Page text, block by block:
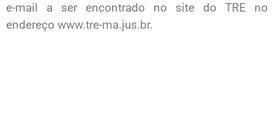
e-mail a ser encontrado no site do TRE no
endereço www.tre-ma.jus.br.